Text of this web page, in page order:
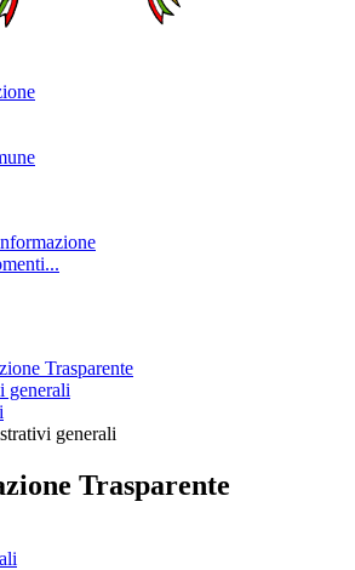
Trasparente
generali
generali
Trasparente